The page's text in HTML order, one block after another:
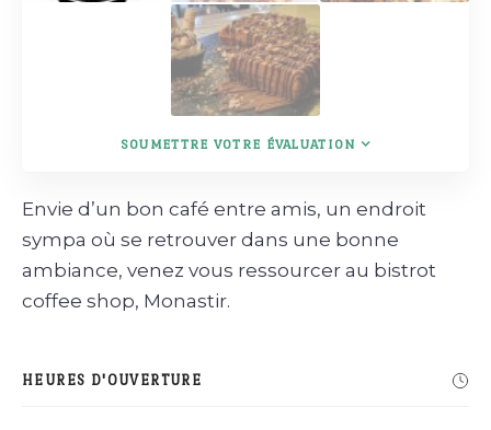
SOUMETTRE VOTRE ÉVALUATION
Envie d’un bon café entre amis, un endroit
sympa où se retrouver dans une bonne
ambiance, venez vous ressourcer au bistrot
coffee shop, Monastir.
HEURES D'OUVERTURE